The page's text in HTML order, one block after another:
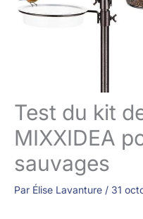
Test du kit
MIXXIDEA
sauvages
Par Élise Lavanture / 31